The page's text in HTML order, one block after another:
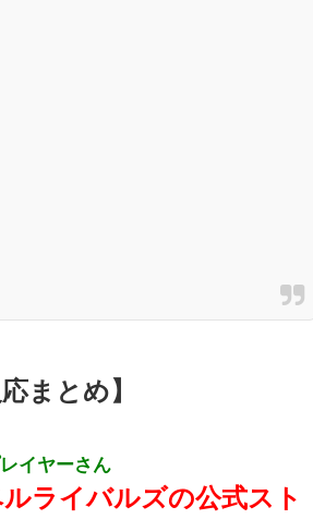
応まとめ】
イヤーさん
ライバルズの公式スト